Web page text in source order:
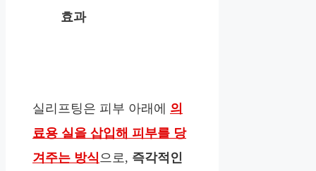
효과
실리프팅은 피부 아래에 의
료용 실을 삽입해 피부를 당
겨주는 방식 으로, 즉각적인